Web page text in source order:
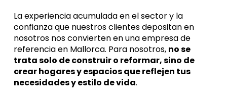
La experiencia acumulada en el sector y la
confianza que nuestros clientes depositan en
nosotros nos convierten en una empresa de
referencia en Mallorca. Para nosotros, no se
trata solo de construir o reformar, sino de
crear hogares y espacios que reflejen tus
necesidades y estilo de vida.